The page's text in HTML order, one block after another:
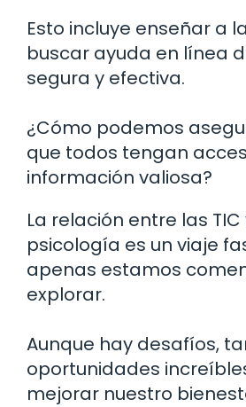
Esto incluye enseñar a
buscar ayuda en línea
segura y efectiva.
¿Cómo podemos
que todos tengan
información valiosa?
La relación entre las TIC
psicología es un viaje
apenas estamos
explorar.
Aunque hay desafíos,
oportunidades
mejorar nuestro